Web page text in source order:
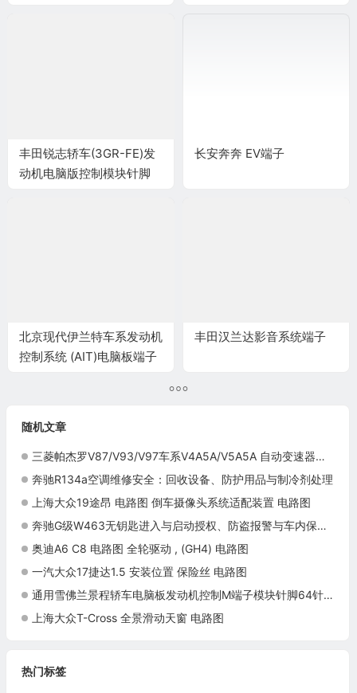
丰田锐志轿车(3GR-FE)发
动机电脑版控制模块针脚
长安奔奔 EV端子
北京现代伊兰特车系发动机
控制系统 (AIT)电脑板端子
丰田汉兰达影音系统端子
随机文章
三菱帕杰罗V87/V93/V97车系V4A5A/V5A5A 自动变速器控制系统电脑板 72+146针端子
奔驰R134a空调维修安全：回收设备、防护用品与制冷剂处理
上海大众19途昂 电路图 倒车摄像头系统适配装置 电路图
奔驰G级W463无钥匙进入与启动授权、防盗报警与车内保护（三）
奥迪A6 C8 电路图 全轮驱动 , (GH4) 电路图
一汽大众17捷达1.5 安装位置 保险丝 电路图
通用雪佛兰景程轿车电脑板发动机控制M端子模块针脚64针 端子图
上海大众T-Cross 全景滑动天窗 电路图
热门标签